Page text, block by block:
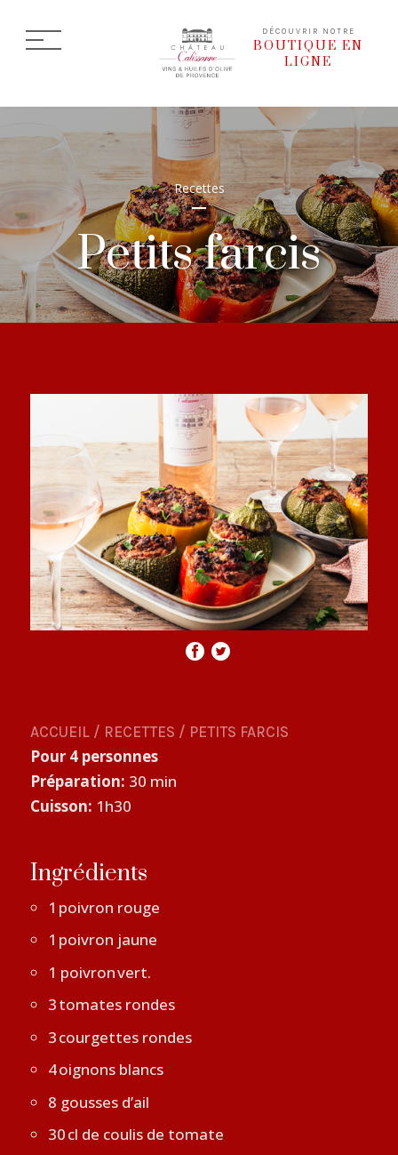
DÉCOUVRIR NOTRE
BOUTIQUE EN
LIGNE
Recettes
Petits farcis
ACCUEIL/ RECETTES / PETITS FARCIS
Pour 4 personnes
Préparation: 30 min
Cuisson: 1h30
Ingrédients
1 poivron rouge
1 poivron jaune
1 poivron vert.
3 tomates rondes
3 courgettes rondes
4 oignons blancs
8 gousses d’ail
30 cl de coulis de tomate